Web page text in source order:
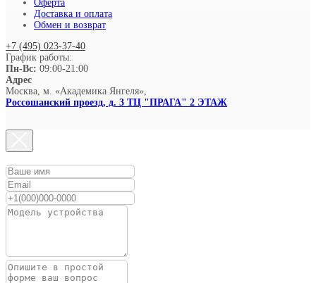
Оферта
Доставка и оплата
Обмен и возврат
+7 (495) 023-37-40
График работы:
Пн-Вс: 09:00-21:00
Адрес
Москва, м. «Академика Янгеля»,
Россошанский проезд, д. 3 ТЦ "ПРАГА" 2 ЭТАЖ